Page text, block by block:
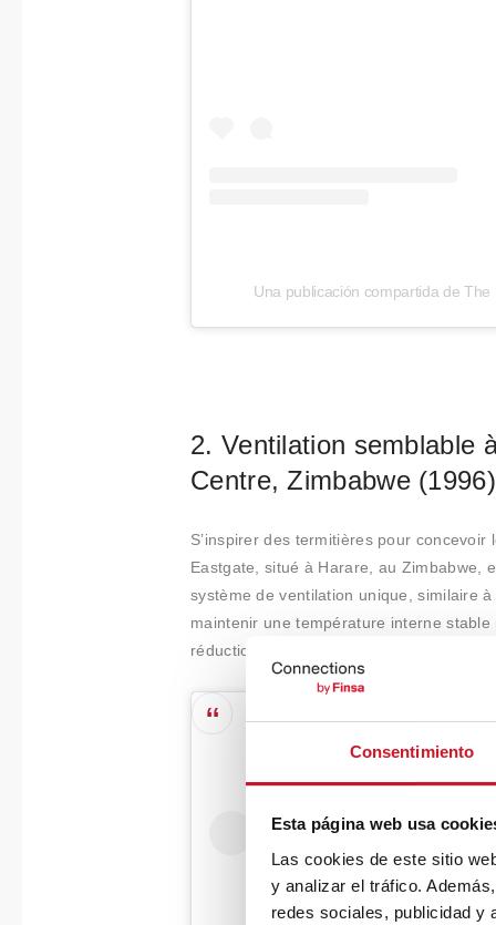
Consentimiento
Esta página web usa
Las cookies de este sitio
y analizar el tráfico.
redes sociales, publicidad y
Una publicación compartida de
2. Ventilation semblable
Centre, Zimbabwe (1996)
S’inspirer des termitières pour
Eastgate, situé à Harare, au Zimbabwe,
système de ventilation unique, similaire
maintenir une température interne
réduction significative de la consommation